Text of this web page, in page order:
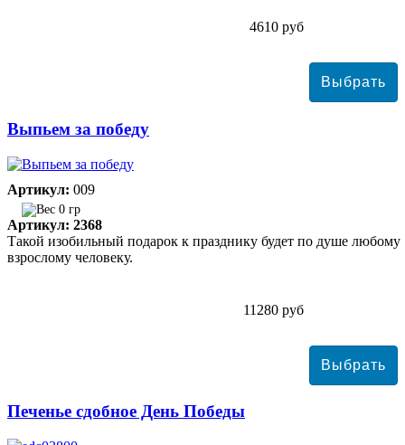
4610 руб
Выпьем за победу
Артикул: 009
0 гр
Артикул: 2368
Такой изобильный подарок к празднику будет по душе любому
взрослому человеку.
11280 руб
Печенье сдобное День Победы